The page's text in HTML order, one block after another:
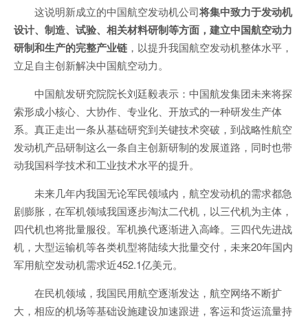
这说明新成立的中国航空发动机公司将集中致力于发动机
设计、制造、试验、相关材料研制等方面，建立中国航空动力
研制和生产的完整产业链 ，以提升我国航空发动机整体水平，
立足自主创新解决中国航空动力。
中国航发研究院院长刘廷毅表示：中国航发集团未来将探
索形成小核心、大协作、专业化、开放式的一种研发生产体
系。真正走出一条从基础研究到关键技术突破，到战略性航空
发动机产品研制这么一条自主创新研制的发展道路，同时也带
动我国科学技术和工业技术水平的提升。
未来几年内我国无论军民领域内，航空发动机的需求都急
剧膨胀，在军机领域我国逐步淘汰二代机，以三代机为主体，
四代机也将批量服役。军机换代逐渐进入高峰。三四代先进战
机，大型运输机等各类机型将陆续大批量交付，未来20年国内
军用航空发动机需求近452.1亿美元。
在民机领域，我国民用航空逐渐发达，航空网络不断扩
大，相应的机场等基础设施建设加速跟进，客运和货运流量持